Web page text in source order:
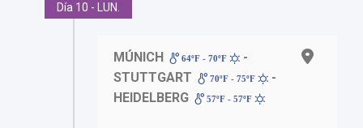
Día 10 - LUN.
MÚNICH 64ºF - 70ºF
-
STUTTGART
70ºF - 75ºF
-
HEIDELBERG
57ºF - 57ºF